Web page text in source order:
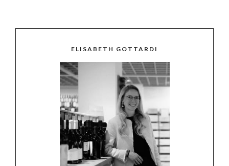
ELISABETH GOTTARDI